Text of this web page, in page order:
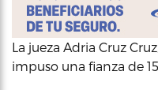
La jueza Adria Cruz
impuso una fianza de